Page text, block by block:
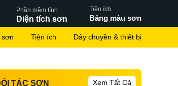
Phần mềm tính
Diện tích sơn
Tiện ích
Bảng màu sơn
sơn Tiện ích Dây chuyền & thiết bị
TÁC SƠN Xem Tất Cả